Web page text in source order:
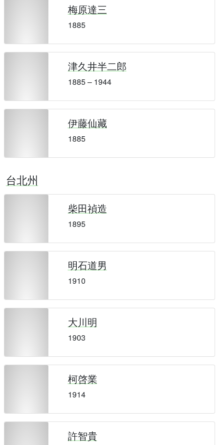
梅原達三
1885
津久井半二郎
1885 – 1944
伊藤仙藏
1885
台北州
柴田禎造
1895
明石道男
1910
大川明
1903
柯啓業
1914
許智貴